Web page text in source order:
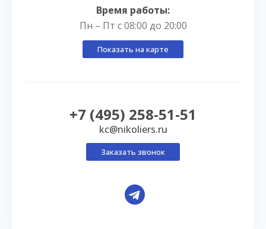
Время работы:
Пн – Пт с 08:00 до 20:00
Показать на карте
+7 (495) 258-51-51
kc@nikoliers.ru
Заказать звонок